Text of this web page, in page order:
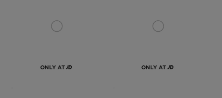
ONLY AT ONLY AT